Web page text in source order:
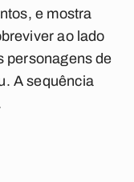
e mostra
ao lado
personagens de
A sequência